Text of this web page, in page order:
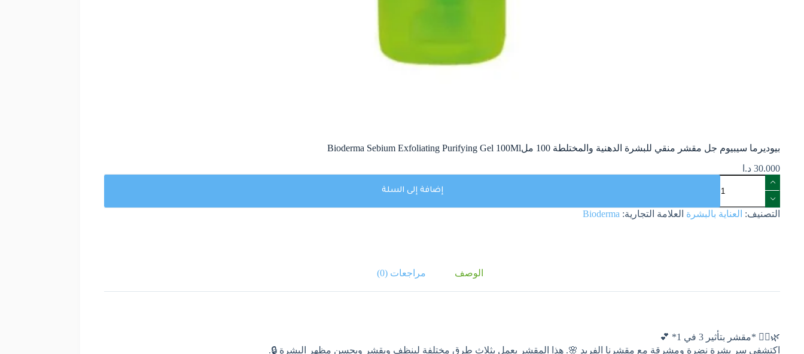
بيوديرما سيبيوم جل مقشر منقي للبشرة الدهنية والمختلطة 100 ملBioderma Sebium Exfoliating Purifying Gel 100Ml
30.000 د.ا
إضافة إلى السلة
التصنيف: العناية بالبشرة العلامة التجارية: Bioderma
الوصف مراجعات (0)
🌿💆‍♀️ *مقشر بتأثير 3 في 1* 💕
اكتشفي سر بشرة نضرة ومشرقة مع مقشرنا الفريد 🌸. هذا المقشر يعمل بثلاث طرق مختلفة لينظف ويقشر ويحسن مظهر البشرة 🔒.